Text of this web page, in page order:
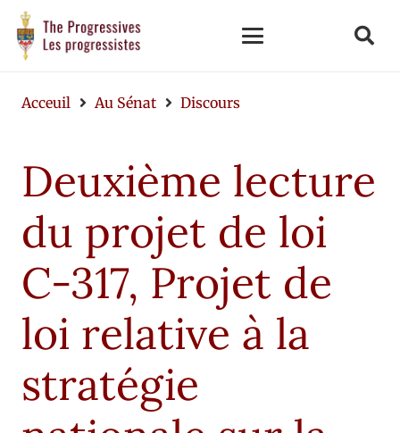
Acceuil Au Sénat Discours
Deuxième lecture
du projet de loi
C-317, Projet de
loi relative à la
stratégie